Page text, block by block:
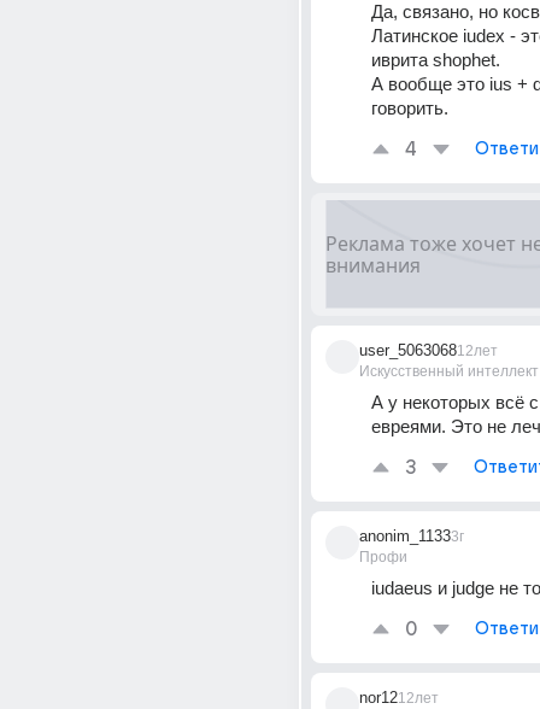
Да, связано, но
Латинское iudex -
иврита shophet.
А вообще это ius +
говорить.
4
user_5063068
Искусственный интеллект
12лет
А у некоторых всё
евреями. Это не
3
anonim_1133
Профи
3г
iudaeus и judge не
0
nor1212лет